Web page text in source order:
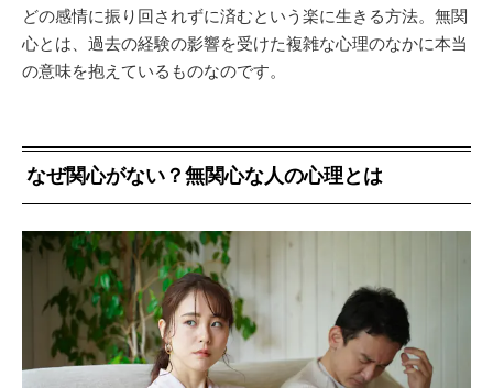
どの感情に振り回されずに済むという楽に生きる方法。無関
心とは、過去の経験の影響を受けた複雑な心理のなかに本当
の意味を抱えているものなのです。
なぜ関心がない？無関心な人の心理とは